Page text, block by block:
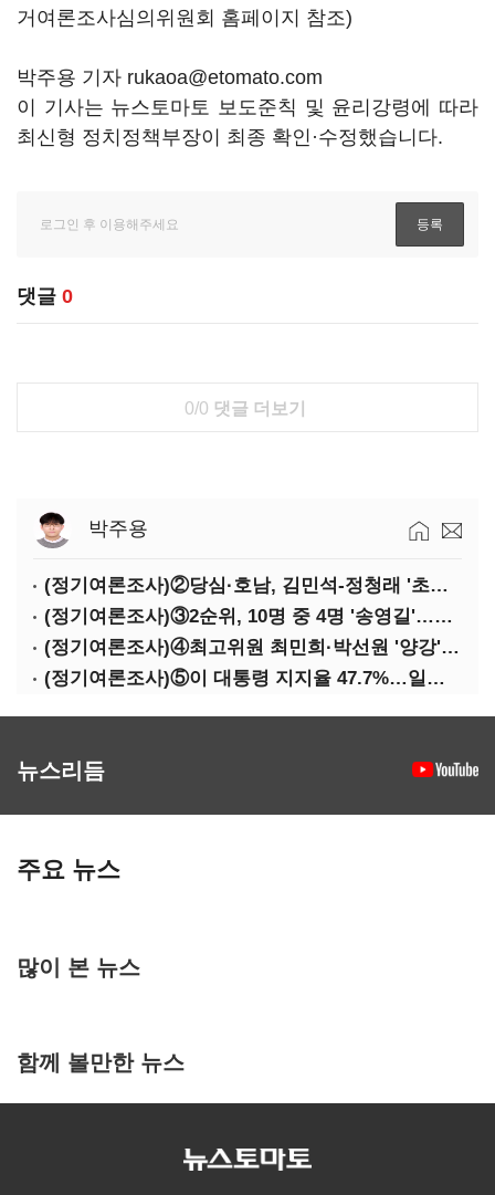
거여론조사심의위원회 홈페이지 참조)
박주용 기자 rukaoa@etomato.com
이 기사는 뉴스토마토 보도준칙 및 윤리강령에 따라
최신형 정치정책부장이 최종 확인·수정했습니다.
댓글 0
0/0 댓글 더보기
박주용
(정기여론조사)②당심·호남, 김민석-정청래 '초접전'
(정기여론조사)③2순위, 10명 중 4명 '송영길'…정청래 '한 자릿수'
(정기여론조사)④최고위원 최민희·박선원 '양강'…서미화·이성윤·임미애 뒤이어
(정기여론조사)⑤이 대통령 지지율 47.7%…일주일 만에 다시 40%대
뉴스리듬
주요 뉴스
많이 본 뉴스
함께 볼만한 뉴스